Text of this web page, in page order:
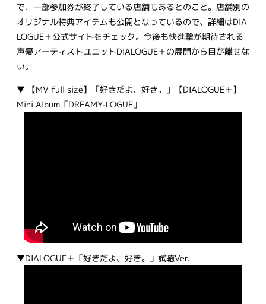
で、一部参加券が終了している店舗もあるとのこと。店舗別の
オリジナル特典アイテムも公開となっているので、詳細はDIA
LOGUE＋公式サイトをチェック。今後も快進撃が期待される
声優アーティストユニットDIALOGUE＋の展開から目が離せな
い。
▼ 【MV full size】「好きだよ、好き。」【DIALOGUE＋】
Mini Album「DREAMY-LOGUE」
▼DIALOGUE＋「好きだよ、好き。」試聴Ver.